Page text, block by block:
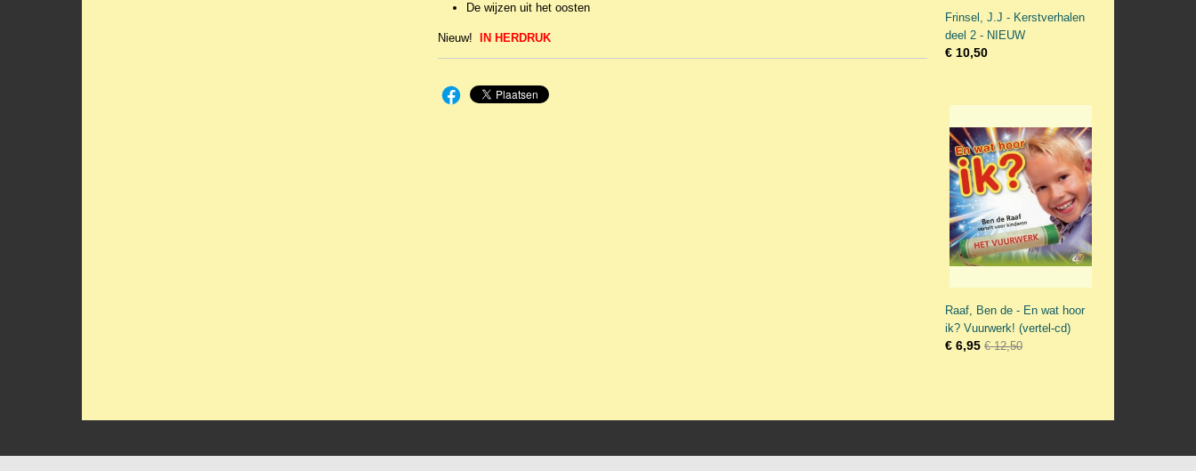
De wijzen uit het oosten
Nieuw! IN HERDRUK
Frinsel, J.J - Kerstverhalen
deel 2 - NIEUW
€ 10,50
Raaf, Ben de - En wat hoor
ik? Vuurwerk! (vertel-cd)
€ 6,95 € 12,50